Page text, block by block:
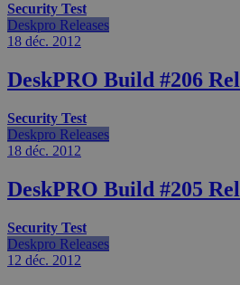
Security Test
Deskpro Releases
18 déc. 2012
DeskPRO Build #206
Security Test
Deskpro Releases
18 déc. 2012
DeskPRO Build #205
Security Test
Deskpro Releases
12 déc. 2012